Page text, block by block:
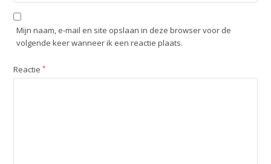
Mijn naam, e-mail en site opslaan in deze browser voor de
volgende keer wanneer ik een reactie plaats.
Reactie*